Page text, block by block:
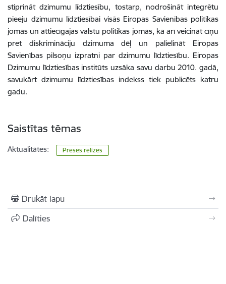
stiprināt dzimumu līdztiesību, tostarp, nodrošināt integrētu
pieeju dzimumu līdztiesībai visās Eiropas Savienības politikas
jomās un attiecīgajās valstu politikas jomās, kā arī veicināt cīņu
pret diskrimināciju dzimuma dēļ un palielināt Eiropas
Savienības pilsoņu izpratni par dzimumu līdztiesību. Eiropas
Dzimumu līdztiesības institūts uzsāka savu darbu 2010. gadā,
savukārt dzimumu līdztiesības indekss tiek publicēts katru
gadu.
Saistītas tēmas
Aktualitātes: Preses relīzes
Drukāt lapu
Dalīties